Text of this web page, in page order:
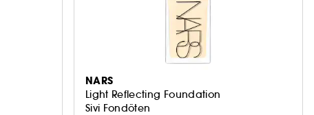
NARS
Light Reflecting Foundation
Sivi Fondöten